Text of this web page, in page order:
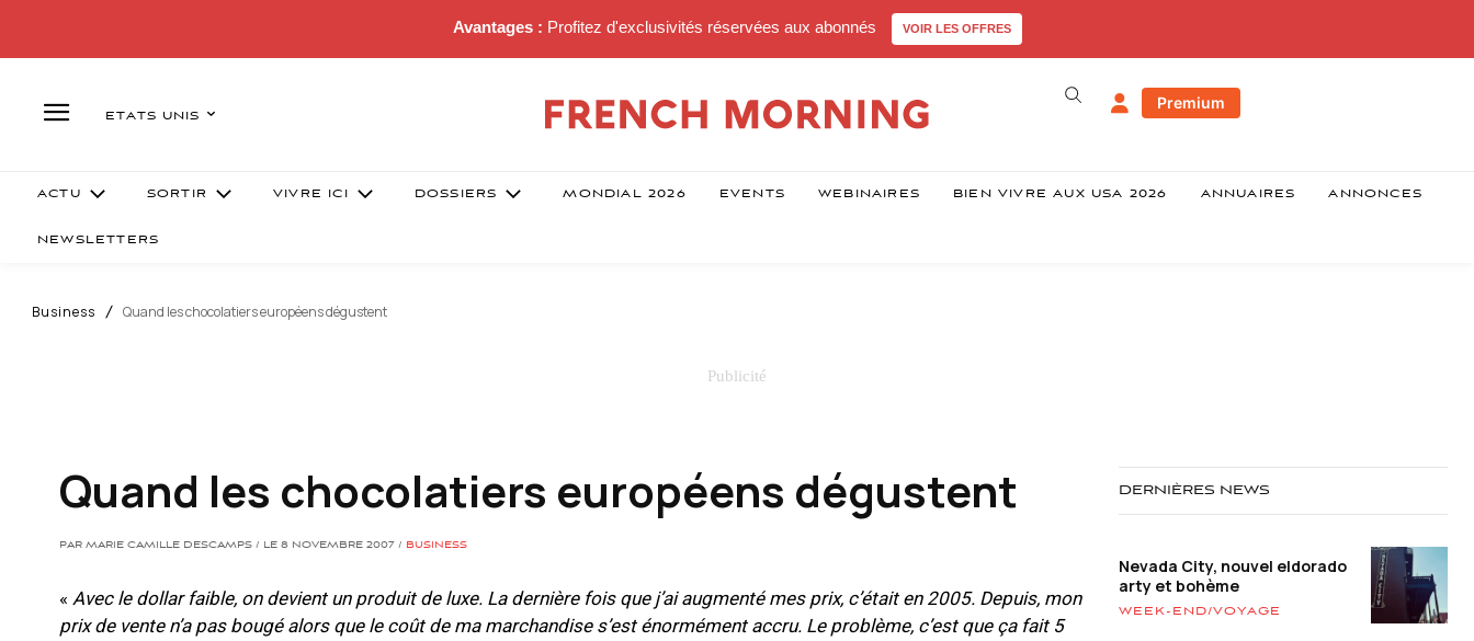
Avantages : Profitez d'exclusivités réservées aux abonnés VOIR LES OFFRES
ETATS UNIS
Premium
ACTU SORTIR VIVRE ICI DOSSIERS MONDIAL 2026 EVENTS WEBINAIRES BIEN VIVRE AUX USA 2026 ANNUAIRES ANNONCES
NEWSLETTERS
Business Quand les chocolatiers européens dégustent
Quand les chocolatiers européens dégustent
PAR MARIE CAMILLE DESCAMPS / LE 8 NOVEMBRE 2007 / BUSINESS
« Avec le dollar faible, on devient un produit de luxe. La dernière fois que j’ai augmenté mes prix, c’était en 2005. Depuis, mon
prix de vente n’a pas bougé alors que le coût de ma marchandise s’est énormément accru. Le problème, c’est que ça fait 5
DERNIÈRES NEWS
Nevada City, nouvel eldorado
arty et bohème
WEEK-END/VOYAGE